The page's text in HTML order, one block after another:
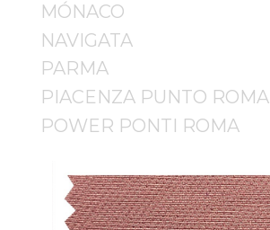
MÓNACO
NAVIGATA
PARMA
PIACENZA PUNTO ROMA
POWER PONTI ROMA